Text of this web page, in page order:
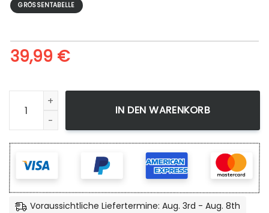
GRÖSSENTABELLE
39,99 €
Watercrafts On Docking Area - Leinwandbild Menge
IN DEN WARENKORB
Voraussichtliche Liefertermine: Aug. 3rd - Aug. 8th